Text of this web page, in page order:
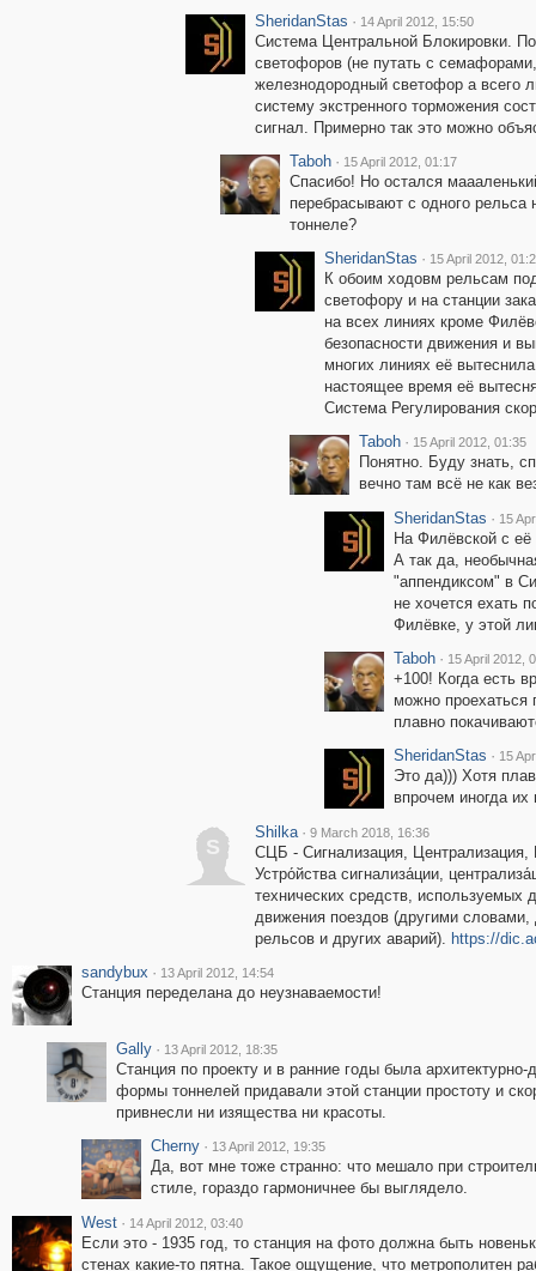
SheridanStas · 14 April 2012, 15:50
Система Центральной Блокировки.
светофоров (не путать с
железнодородный светофор а всего
систему экстренного торможения
сигнал. Примерно так это можно
Taboh · 15 April 2012, 01:17
Спасибо! Но остался
перебрасывают с одного рельса
тоннеле?
SheridanStas · 15 April 2012,
К обоим ходовм рельсам
светофору и на станции
на всех линиях кроме
безопасности движения и
многих линиях её
настоящее время её
Система Регулирования
Taboh · 15 April 2012, 01:35
Понятно. Буду знать,
вечно там всё не как
SheridanStas · 15
На Филёвской с её
А так да,
"аппендиксом" в
не хочется ехать
Филёвке, у этой
Taboh · 15 April 2012,
+100! Когда есть
можно
плавно
SheridanStas · 15
Это да))) Хотя
впрочем иногда их
S
Shilka · 9 March 2018, 16:36
СЦБ - Сигнализация, Централизация,
Устро́йства сигнализа́ции,
технических средств, используемых
движения поездов (другими
рельсов и других аварий). https://
sandybux · 13 April 2012, 14:54
Cтанция переделана до неузнаваемости!
Gally · 13 April 2012, 18:35
Станция по проекту и в ранние годы была
формы тоннелей придавали этой станции простоту и
привнесли ни изящества ни красоты.
Cherny · 13 April 2012, 19:35
Да, вот мне тоже странно: что мешало при
стиле, гораздо гармоничнее бы выглядело.
West · 14 April 2012, 03:40
Если это - 1935 год, то станция на фото должна быть
стенах какие-то пятна. Такое ощущение, что метрополитен